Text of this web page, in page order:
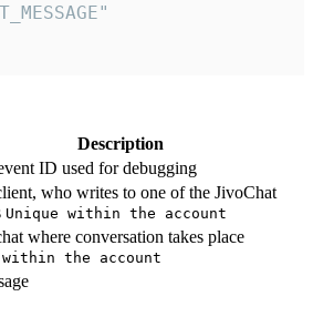
Description
ID used for debugging
who writes to one of the JivoChat
Unique within the account
where conversation takes place
within the account